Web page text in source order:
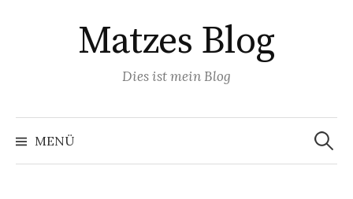
Matzes Blog
Dies ist mein Blog
MENÜ
Suchen
nach: